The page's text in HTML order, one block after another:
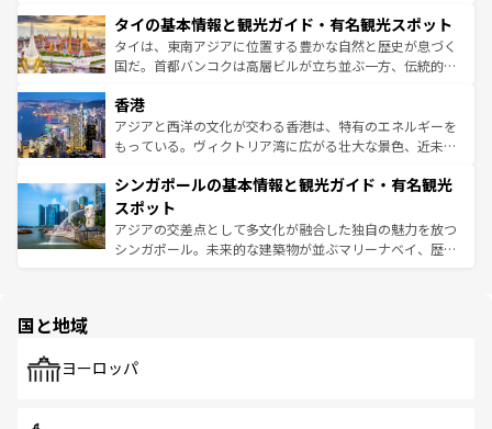
わってみてほしい。 なお、新着の韓国情報はコンテンツ一
覧 を参照してほしい。
急速な発展と共に伝統が息づく。ハノイの古い町並みやホ
ーチミン市のフランス統治時代の建物も、独特の雰囲気を
醸し出している。また、バラエティの豊かさとおいしさで
とつ。フォーやバインミー、ベトナムコーヒーなどは、ぜ
ひ現地で味わいたい。どの地域を訪れてもあたたかい人々
が旅行者を迎えてくれるので、きっと忘れられない旅にな
参照してほしい。
タイの基本情報と観光ガイド・有名観光スポット
タイは、東南アジアに位置する豊かな自然と歴史が息づく
国だ。首都バンコクは高層ビルが立ち並ぶ一方、伝統的な
の活気が交差している。北部ではチェンマイなどの山岳地
帯で自然と触れ合い、南部ではプーケットやクラビの美し
いビーチでリゾート気分を楽しむことができる。タイ料理
激する。気候は一年中温暖で、どの季節にも異なる楽しみ
が待っている。親しみやすいタイの人々、仏教を中心とし
た文化、そして多様な観光資源が、訪れる旅人を魅了し続
ける。 なお、新着のタイ情報はコンテンツ一覧を参照して
香港
アジアと西洋の文化が交わる香港は、特有のエネルギーを
もっている。ヴィクトリア湾に広がる壮大な景色、近未来
み、どこを訪れても感動するはず。観光スポットが密集し
ており、効率よく見どころを回れるのも魅力。息をのむよ
うな絶景から文化的な体験まで、香港を存分に楽しみ尽く
そう。 なお、新着の香港情報はコンテンツ一覧を参照して
シンガポールの基本情報と観光ガイド・有名観光
スポット
アジアの交差点として多文化が融合した独自の魅力を放つ
シンガポール。未来的な建築物が並ぶマリーナベイ、歴史
で、ホーカーズは地元の風情を楽しめる外せないスポット
国と地域
ヨーロッパ